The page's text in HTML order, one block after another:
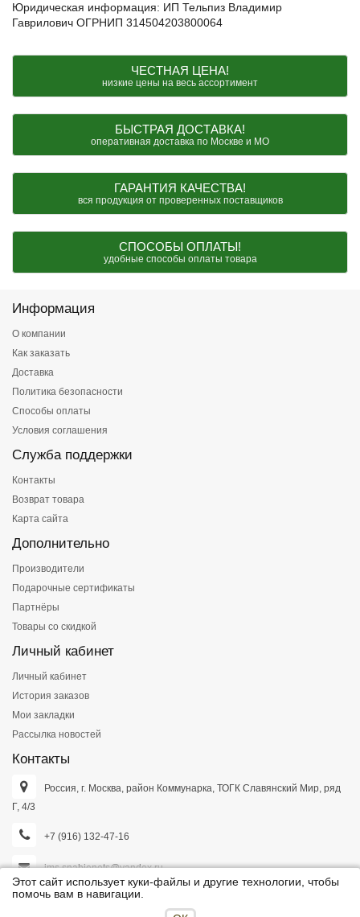
Юридическая информация: ИП Тельпиз Владимир
Гаврилович ОГРНИП 314504203800064
ЧЕСТНАЯ ЦЕНА!
низкие цены на весь ассортимент
БЫСТРАЯ ДОСТАВКА!
оперативная доставка по Москве и МО
ГАРАНТИЯ КАЧЕСТВА!
вся продукция от проверенных поставщиков
СПОСОБЫ ОПЛАТЫ!
удобные способы оплаты товара
Информация
О компании
Как заказать
Доставка
Политика безопасности
Способы оплаты
Условия соглашения
Служба поддержки
Контакты
Возврат товара
Карта сайта
Дополнительно
Производители
Подарочные сертификаты
Партнёры
Товары со скидкой
Личный кабинет
Личный кабинет
История заказов
Мои закладки
Рассылка новостей
Контакты
Россия, г. Москва, район Коммунарка, ТОГК Славянский Мир, ряд
Г, 4/3
+7 (916) 132-47-16
ims.snabjenets@yandex.ru
Этот сайт использует куки-файлы и другие технологии, чтобы
помочь вам в навигации.